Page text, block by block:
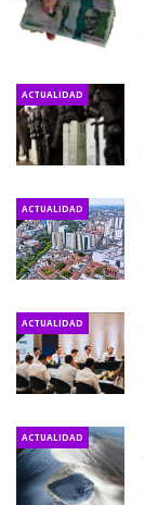
ACTUALIDAD
ACTUALIDAD
ACTUALIDAD
ACTUALIDAD